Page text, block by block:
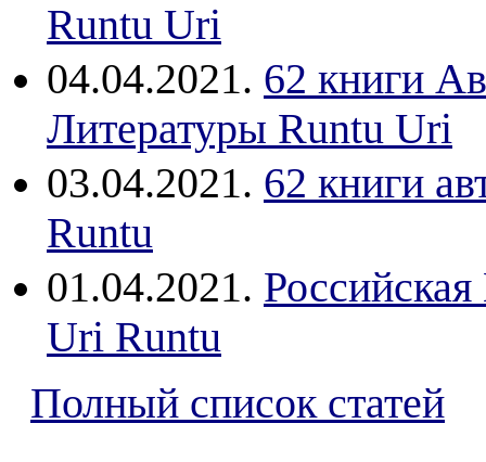
Runtu Uri
04.04.2021. 62 книги
Литературы Runtu Uri
03.04.2021. 62 книги
Runtu
01.04.2021.
Uri Runtu
Полный список статей